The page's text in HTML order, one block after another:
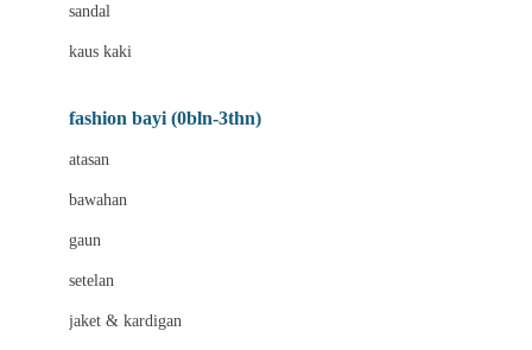
Bizzi Growin
Blooming Marvellous
Bravado
Buds Organics
sandal
kaus kaki
fashion bayi (0bln-3thn)
atasan
bawahan
gaun
setelan
jaket & kardigan